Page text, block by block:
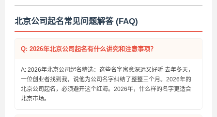
案
北京公司起名常见问题解答 (FAQ)
Q: 2026年北京公司起名有什么讲究和注意事项？
A: 2026年北京公司起名精选：这些名字寓意深远又好听 去年冬天，
一位创业者找到我，说他为公司名字纠结了整整三个月。2026年的
北京公司起名，必须避开这个红海。2026年，什么样的名字更适合
北京市场。